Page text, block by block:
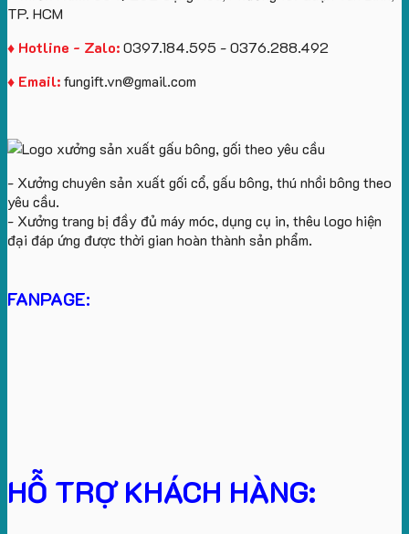
TP. HCM
♦ Hotline - Zalo:0397.184.595 - 0376.288.492
♦ Email:fungift.vn@gmail.com
- Xưởng chuyên sản xuất gối cổ, gấu bông, thú nhồi bông theo
yêu cầu.
- Xưởng trang bị đầy đủ máy móc, dụng cụ in, thêu logo hiện
đại đáp ứng được thời gian hoàn thành sản phẩm.
FANPAGE:
HỖ TRỢ KHÁCH HÀNG: